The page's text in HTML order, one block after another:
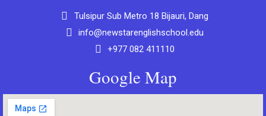
Tulsipur Sub Metro 18 Bijauri, Dang
info@newstarenglishschool.edu
+977 082 411110
Google Map